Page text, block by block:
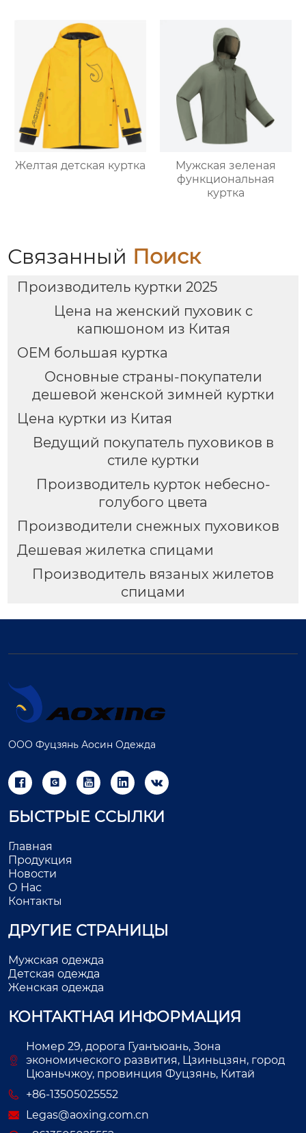
Желтая детская куртка
Мужская зеленая
функциональная
куртка
Связанный Поиск
Производитель куртки 2025
Цена на женский пуховик с
капюшоном из Китая
OEM большая куртка
Основные страны-покупатели
дешевой женской зимней куртки
Цена куртки из Китая
Ведущий покупатель пуховиков в
стиле куртки
Производитель курток небесно-
голубого цвета
Производители снежных пуховиков
Дешевая жилетка спицами
Производитель вязаных жилетов
спицами
ООО Фуцзянь Аосин Одежда
    
БЫСТРЫЕ ССЫЛКИ
Главная
Продукция
Новости
О Нас
Контакты
ДРУГИЕ СТРАНИЦЫ
Мужская одежда
Детская одежда
Женская одежда
КОНТАКТНАЯ ИНФОРМАЦИЯ
Номер 29, дорога Гуанъюань, Зона
экономического развития, Цзиньцзян, город
Цюаньчжоу, провинция Фуцзянь, Китай
+86-13505025552
Legas@aoxing.com.cn